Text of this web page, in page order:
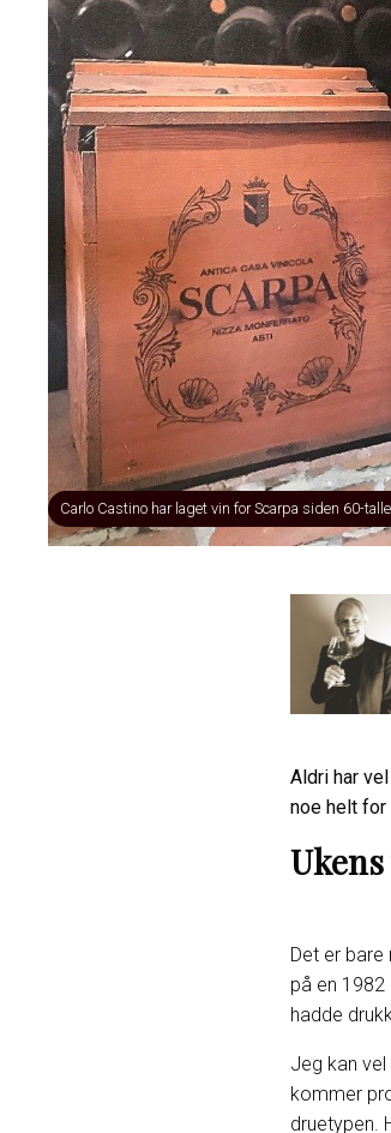
Carlo Castino har laget vin for Scarpa siden 60-
Aldri har
noe helt for
Det er
på en
hadde
Jeg kan
kommer
druetypen.